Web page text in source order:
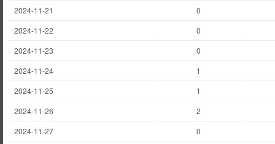
2024-11-21
0
2024-11-22
0
2024-11-23
0
2024-11-24
1
2024-11-25
1
2024-11-26
2
2024-11-27
0